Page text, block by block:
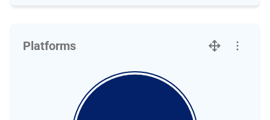
Platforms